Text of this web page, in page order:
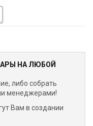
НА ЛЮБОЙ
либо собрать
менеджерами!
Вам в создании